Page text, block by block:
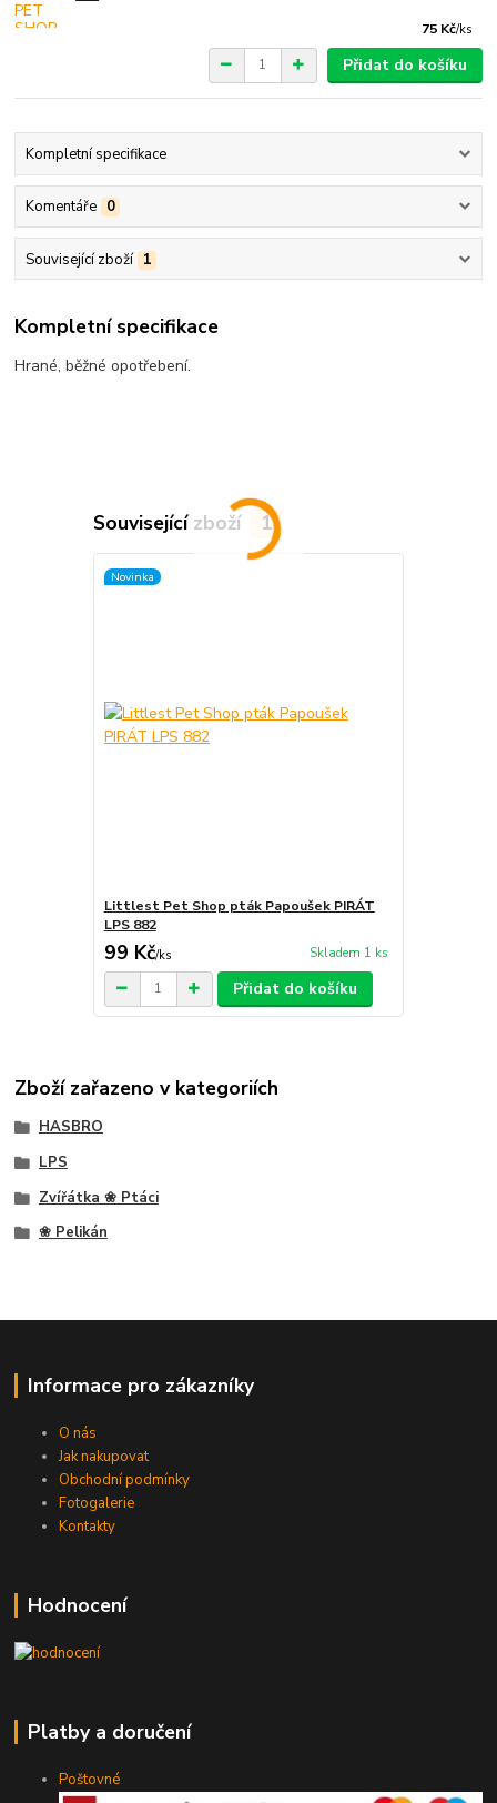
75 Kč/ks
Přidat do košíku
Kompletní specifikace
Komentáře 0
Související zboží 1
Kompletní specifikace
Hrané, běžné opotřebení.
Související zboží 1
Novinka
Littlest Pet Shop pták Papoušek PIRÁT
LPS 882
99 Kč/ks Skladem 1 ks
Přidat do košíku
Zboží zařazeno v kategoriích
HASBRO
LPS
Zvířátka ❀ Ptáci
❀ Pelikán
Informace pro zákazníky
O nás
Jak nakupovat
Obchodní podmínky
Fotogalerie
Kontakty
Hodnocení
Platby a doručení
Poštovné